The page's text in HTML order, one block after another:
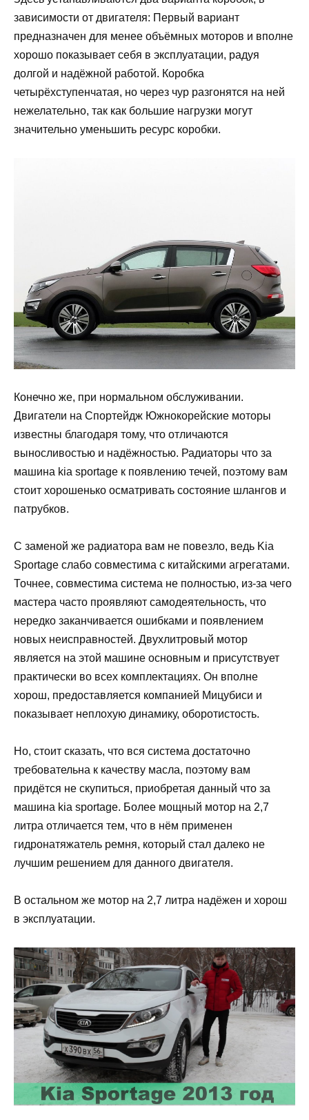
зависимости от двигателя: Первый вариант
предназначен для менее объёмных моторов и вполне
хорошо показывает себя в эксплуатации, радуя
долгой и надёжной работой. Коробка
четырёхступенчатая, но через чур разгонятся на ней
нежелательно, так как большие нагрузки могут
значительно уменьшить ресурс коробки.
Конечно же, при нормальном обслуживании.
Двигатели на Спортейдж Южнокорейские моторы
известны благодаря тому, что отличаются
выносливостью и надёжностью. Радиаторы что за
машина kia sportage к появлению течей, поэтому вам
стоит хорошенько осматривать состояние шлангов и
патрубков.
С заменой же радиатора вам не повезло, ведь Kia
Sportage слабо совместима с китайскими агрегатами.
Точнее, совместима система не полностью, из-за чего
мастера часто проявляют самодеятельность, что
нередко заканчивается ошибками и появлением
новых неисправностей. Двухлитровый мотор
является на этой машине основным и присутствует
практически во всех комплектациях. Он вполне
хорош, предоставляется компанией Мицубиси и
показывает неплохую динамику, оборотистость.
Но, стоит сказать, что вся система достаточно
требовательна к качеству масла, поэтому вам
придётся не скупиться, приобретая данный что за
машина kia sportage. Более мощный мотор на 2,7
литра отличается тем, что в нём применен
гидронатяжатель ремня, который стал далеко не
лучшим решением для данного двигателя.
В остальном же мотор на 2,7 литра надёжен и хорош
в эксплуатации.